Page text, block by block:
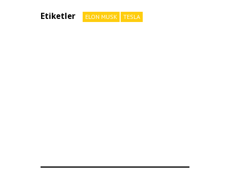
Etiketler ELON MUSK TESLA